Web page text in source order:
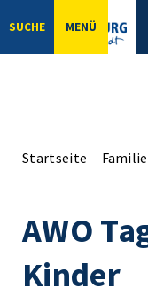
SUCHE MENÜ
Startseite
AWO
Kinder